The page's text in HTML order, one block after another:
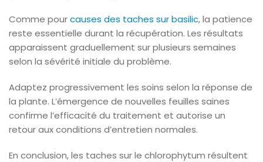
Comme pourcauses des taches sur basilic, la patience
reste essentielle durant la récupération. Les résultats
apparaissent graduellement sur plusieurs semaines
selon la sévérité initiale du problème.
Adaptez progressivement les soins selon la réponse de
la plante. L’émergence de nouvelles feuilles saines
confirme l’efficacité du traitement et autorise un
retour aux conditions d’entretien normales.
En conclusion, les taches sur le chlorophytum résultent